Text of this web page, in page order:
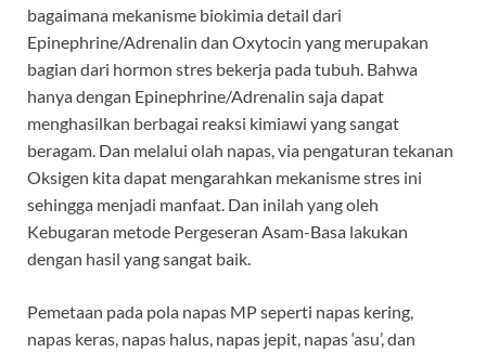
bagaimana mekanisme biokimia detail dari
Epinephrine/Adrenalin dan Oxytocin yang merupakan
bagian dari hormon stres bekerja pada tubuh. Bahwa
hanya dengan Epinephrine/Adrenalin saja dapat
menghasilkan berbagai reaksi kimiawi yang sangat
beragam. Dan melalui olah napas, via pengaturan tekanan
Oksigen kita dapat mengarahkan mekanisme stres ini
sehingga menjadi manfaat. Dan inilah yang oleh
Kebugaran metode Pergeseran Asam-Basa lakukan
dengan hasil yang sangat baik.
Pemetaan pada pola napas MP seperti napas kering,
napas keras, napas halus, napas jepit, napas ‘asu’, dan